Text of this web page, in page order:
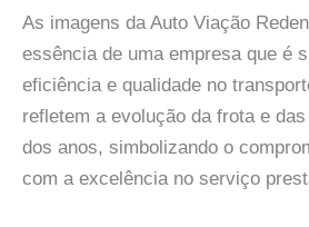
As imagens da Auto Viação
essência de uma empresa que é
eficiência e qualidade no
refletem a evolução da frota e
dos anos, simbolizando o
com a excelência no serviço